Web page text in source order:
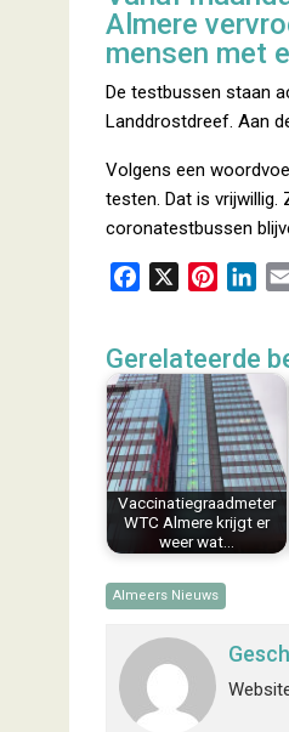
Almere
mensen met
De testbussen staan
Landdrostdreef. Aan
Volgens een
testen. Dat is vrijwillig.
coronatestbussen
e
b
o
o
k
t
e
r
e
s
t
k
d
I
n
Gerelateerde
Vaccinatiegraadmeter
WTC Almere krijgt er
weer wat…
Almeers Nieuws